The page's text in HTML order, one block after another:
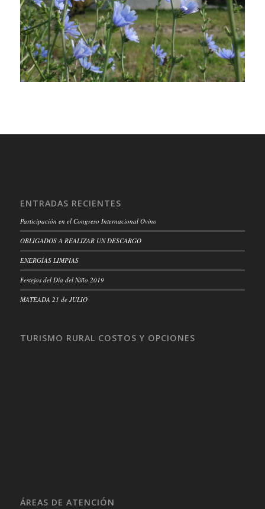
ENTRADAS RECIENTES
Participación en el Congreso Internacional Ovino
OBLIGADOS A REALIZAR UN DESCARGO
ENERGÍAS LIMPIAS
Festejos del Día del Niño 2019
MATEADA 21 de JULIO
TURISMO RURAL COSTOS Y OPCIONES
ÁREAS DE ATENCIÓN